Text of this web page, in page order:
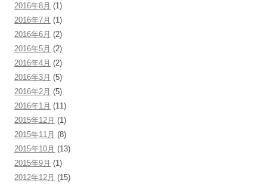
2016年8月 (1)
2016年7月 (1)
2016年6月 (2)
2016年5月 (2)
2016年4月 (2)
2016年3月 (5)
2016年2月 (5)
2016年1月 (11)
2015年12月 (1)
2015年11月 (8)
2015年10月 (13)
2015年9月 (1)
2012年12月 (15)